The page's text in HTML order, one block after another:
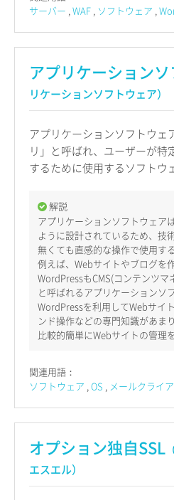
サーバー WAF ソフトウェア
アプリケーション
リケーションソフトウェア）
アプリケーションソフトウェ
リ」と呼ばれ、ユーザーが特
するために使用するソフトウ
解説
アプリケーションソフトウェア
ように設計されているため、技
無くても直感的な操作で使用す
例えば、Webサイトやブログを
WordPressもCMS(コンテンツマ
と呼ばれるアプリケーションソ
WordPressを利用してWebサイ
ンド操作などの専門知識があま
比較的簡単にWebサイトの管理
関連用語：
ソフトウェア OS メールクライ
オプション独自SSL
エスエル）